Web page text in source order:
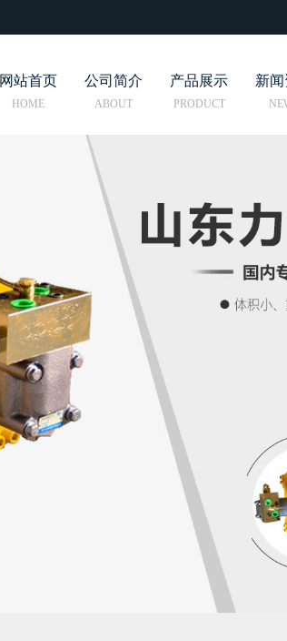
网站首页 公司简介 产品展示 新